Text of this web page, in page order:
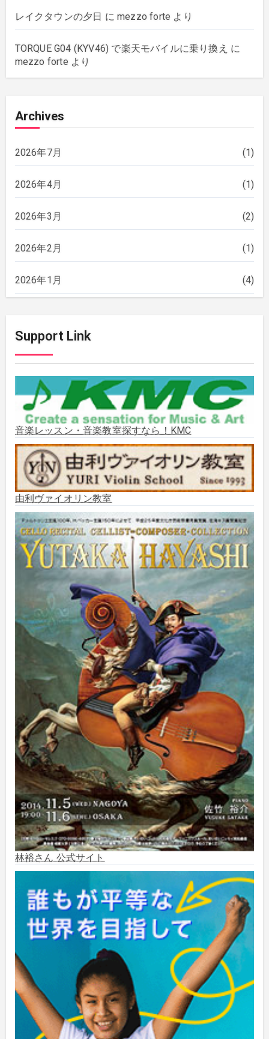
レイクタウンの夕日 にmezzo forte より
TORQUE G04 (KYV46) で楽天モバイルに乗り換え に
mezzo forteより
Archives
2026年7月 (1)
2026年4月 (1)
2026年3月 (2)
2026年2月 (1)
2026年1月 (4)
2025年11月
2025年10月 (2)
2025年9月 (3)
2025年8月 (5)
2025年7月 (3)
2025年6月 (1)
2025年5月 (5)
2025年3月 (1)
2025年2月
2025年1月 (3)
2024年12月
2024年11月
2024年10月 (5)
2024年9月 (6)
2024年8月 (10)
2024年7月 (1)
2024年6月 (6)
2024年5月 (4)
2024年2月 (1)
2023年8月 (1)
2023年5月 (2)
2023年4月
Support Link
音楽レッスン・音楽教室探すなら！KMC
由利ヴァイオリン教室
林裕さん 公式サイト